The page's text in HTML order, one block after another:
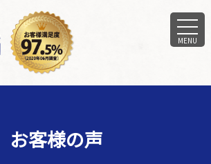
MENU
お客様の声